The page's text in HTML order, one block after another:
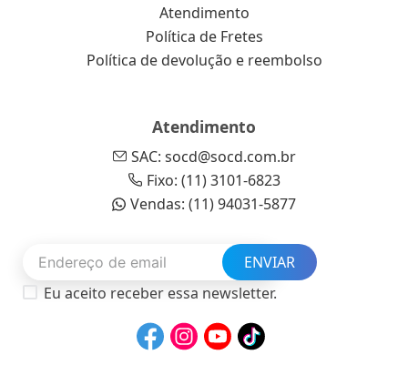
Atendimento
Política de Fretes
Política de devolução e reembolso
Atendimento
SAC: socd@socd.com.br
Fixo: (11) 3101-6823
Vendas: (11) 94031-5877
ENVIAR
Eu aceito receber essa newsletter.